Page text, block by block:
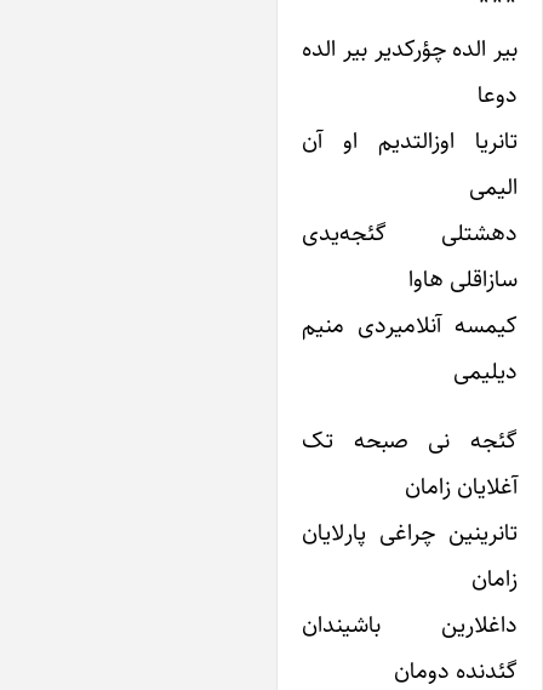
الده چؤرکدیر بیر الده
اوزالتدیم او آن
گئجه‌یدی
‌هاوا
آنلامیردی منیم‌
نی صبحه تک
زامان
چراغی پارلایان
باشیندان
دومان